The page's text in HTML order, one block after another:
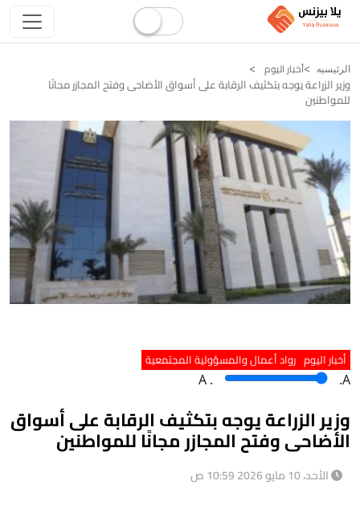
الرئيسيه أخبار اليوم
وزير الزراعة يوجه بتكثيف الرقابة على أسواق الأضاحى وفتح المجازر مجانًا
للمواطنين
أخبار اليوم رواد أعمال والمسؤولية المجتمعية
A . .A
وزير الزراعة يوجه بتكثيف الرقابة على أسواق
الأضاحى وفتح المجازر مجانًا للمواطنين
الأحد، 10 مايو 2026 10:59 ص